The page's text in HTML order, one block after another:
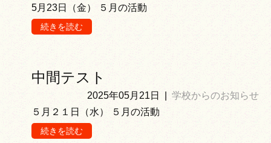
5月23日（金） ５月の活動
続きを読む
中間テスト
2025年05月21日
学校からのお知らせ
５月２１日（水） ５月の活動
続きを読む